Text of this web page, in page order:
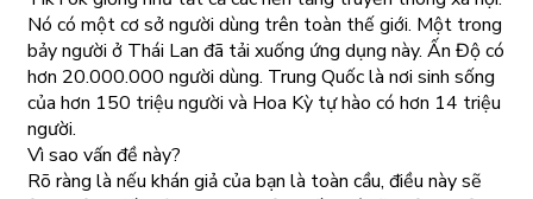
Nó có một cơ sở người dùng trên toàn thế giới. Một trong
bảy người ở Thái Lan đã tải xuống ứng dụng này. Ấn Độ có
hơn 20.000.000 người dùng. Trung Quốc là nơi sinh sống
của hơn 150 triệu người và Hoa Kỳ tự hào có hơn 14 triệu
người.
Vì sao vấn đề này?
Rõ ràng là nếu khán giả của bạn là toàn cầu, điều này sẽ